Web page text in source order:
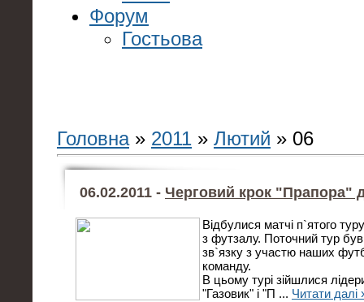
Форум
Гостьова
Головна» 2011 » Лютий » 06
06.02.2011 - Черговий крок "Прапора"
Відбулися матчі п`ятого
з футзалу. Поточний тур
зв`язку з участю наших
команду.
В цьому турі зійшлися
"Газовик" і "П ... Читати далі